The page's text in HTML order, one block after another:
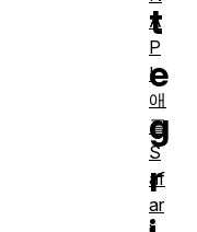
t
e
g
r
A
P
I
애
플
S
af
ar